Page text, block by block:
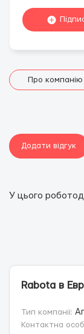
Про компанію
Додати відгук
У цього
Rabota в
Тип компанії:
Контактна